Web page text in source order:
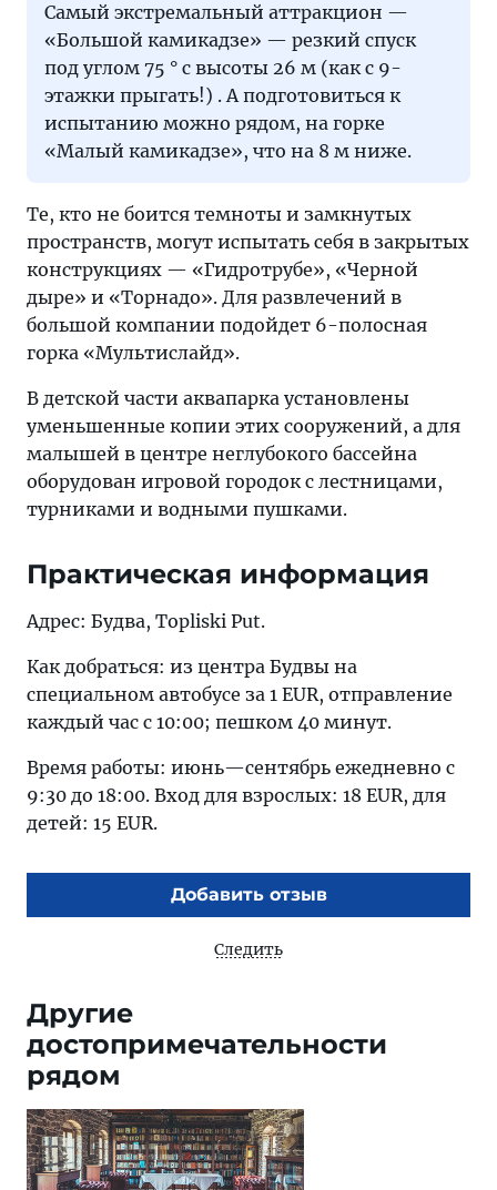
Самый экстремальный аттракцион —
«Большой камикадзе» — резкий спуск
под углом 75 ° с высоты 26 м (как с 9-
этажки прыгать!) . А подготовиться к
испытанию можно рядом, на горке
«Малый камикадзе», что на 8 м ниже.
Те, кто не боится темноты и замкнутых
пространств, могут испытать себя в закрытых
конструкциях — «Гидротрубе», «Черной
дыре» и «Торнадо». Для развлечений в
большой компании подойдет 6-полосная
горка «Мультислайд».
В детской части аквапарка установлены
уменьшенные копии этих сооружений, а для
малышей в центре неглубокого бассейна
оборудован игровой городок с лестницами,
турниками и водными пушками.
Практическая информация
Адрес: Будва, Topliski Put.
Как добраться: из центра Будвы на
специальном автобусе за 1 EUR, отправление
каждый час с 10:00; пешком 40 минут.
Время работы: июнь—сентябрь ежедневно с
9:30 до 18:00. Вход для взрослых: 18 EUR, для
детей: 15 EUR.
Добавить отзыв
Следить
Другие
достопримечательности
рядом